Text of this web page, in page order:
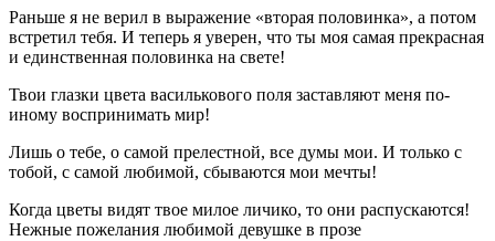
Раньше я не верил в выражение «вторая половинка», а потом
встретил тебя. И теперь я уверен, что ты моя самая прекрасная
и единственная половинка на свете!
Твои глазки цвета василькового поля заставляют меня по-
иному воспринимать мир!
Лишь о тебе, о самой прелестной, все думы мои. И только с
тобой, с самой любимой, сбываются мои мечты!
Когда цветы видят твое милое личико, то они распускаются!
Нежные пожелания любимой девушке в прозе